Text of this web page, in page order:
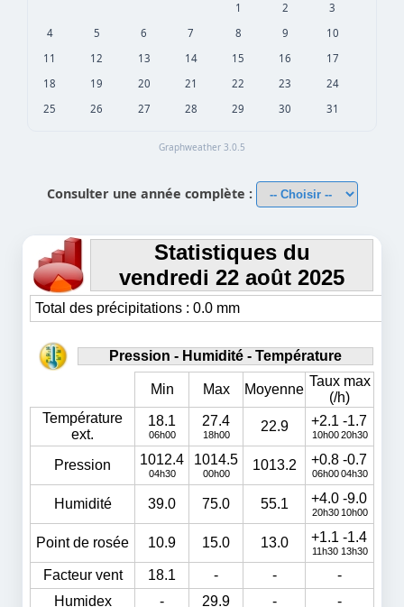
1
2
3
4
5 6 7 8 9
10
11
12 13 14 15 16
17
18
19 20 21 22 23
24
25
26 27 28 29 30 31
Graphweather 3.0.5
Consulter une année complète :